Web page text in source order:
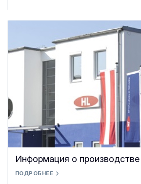
Информация о производстве
ПОДРОБНЕЕ